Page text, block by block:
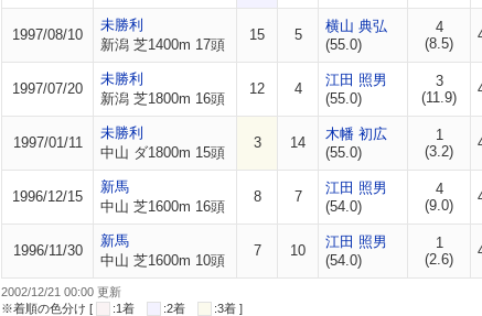
1997/08/10
未勝利
新潟 芝1400m 17頭
15 5
横山 典弘
(55.0)
4
(8.5)
1997/07/20
未勝利
新潟 芝1800m 16頭
12 4
江田 照男
(55.0)
3
(11.9)
1997/01/11
未勝利
中山 ダ1800m 15頭
3 14
木幡 初広
(55.0)
1
(3.2)
1996/12/15
新馬
中山 芝1600m 16頭
8 7
江田 照男
(54.0)
4
(9.0)
1996/11/30
新馬
中山 芝1600m 10頭
7 10
江田 照男
(54.0)
1
(2.6)
2002/12/21 00:00 更新
※着順の色分け [
:1着 :2着
:3着 ]